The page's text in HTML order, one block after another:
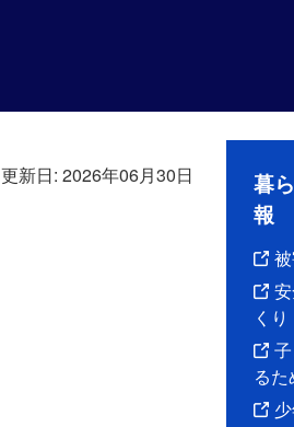
更新日: 2026年06月30日
暮
報
くり
るた